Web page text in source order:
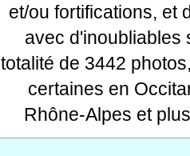
et/ou fortifications, et
avec d'inoubliables
totalité de 3442
certaines en
Rhône-Alpes et